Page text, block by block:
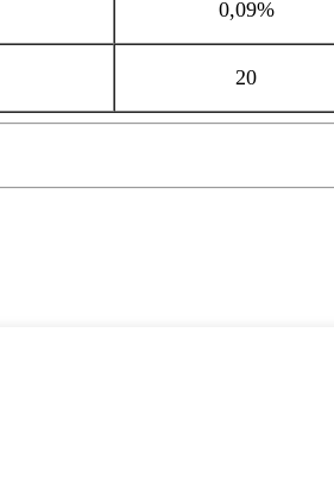
0,09%
20